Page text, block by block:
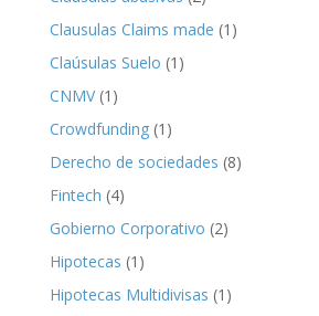
Clausulas Claims made (1)
Claúsulas Suelo (1)
CNMV(1)
Crowdfunding(1)
Derecho de sociedades (8)
Fintech (4)
Gobierno Corporativo (2)
Hipotecas (1)
Hipotecas Multidivisas (1)